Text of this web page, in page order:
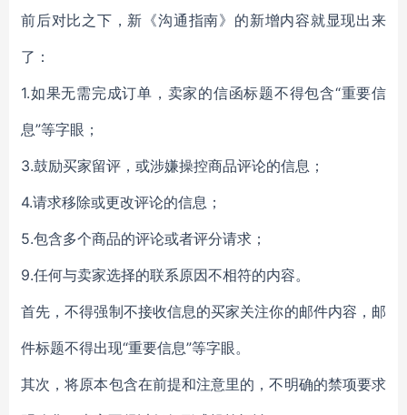
前后对比之下，新《沟通指南》的新增内容就显现出来
了：
1.如果无需完成订单，卖家的信函标题不得包含“重要信
息”等字眼；
3.鼓励买家留评，或涉嫌操控商品评论的信息；
4.请求移除或更改评论的信息；
5.包含多个商品的评论或者评分请求；
9.任何与卖家选择的联系原因不相符的内容。
首先，不得强制不接收信息的买家关注你的邮件内容，邮
件标题不得出现“重要信息”等字眼。
其次，将原本包含在前提和注意里的，不明确的禁项要求